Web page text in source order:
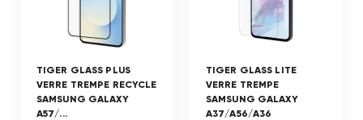
TIGER GLASS PLUS
VERRE TREMPE RECYCLE
SAMSUNG GALAXY
A57/...
TIGER GLASS LITE
VERRE TREMPE
SAMSUNG GALAXY
A37/A56/A36